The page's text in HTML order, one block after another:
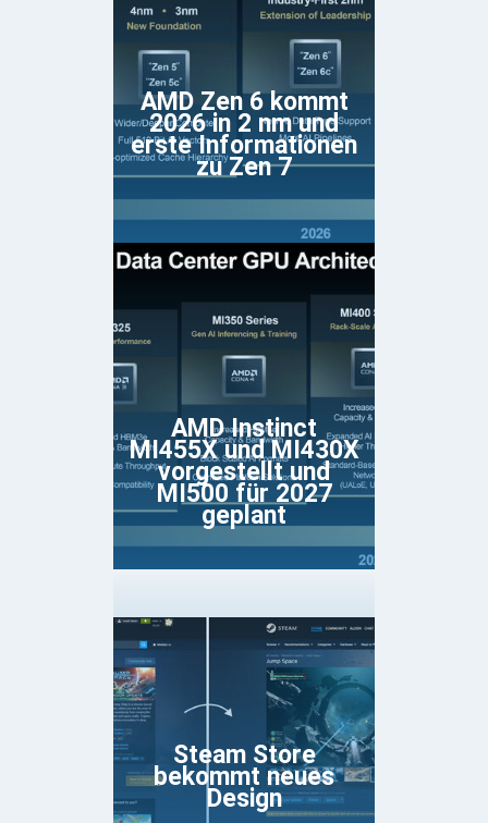
AMD Zen 6 kommt
2026 in 2 nm und
erste Informationen
zu Zen 7
AMD Instinct
MI455X und MI430X
vorgestellt und
MI500 für 2027
geplant
Steam Store
bekommt neues
Design